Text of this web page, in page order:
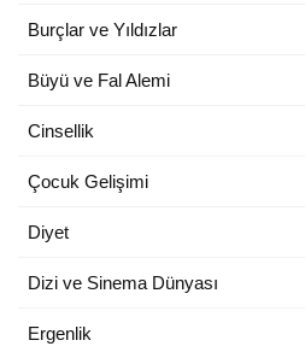
Burçlar ve Yıldızlar
Büyü ve Fal Alemi
Cinsellik
Çocuk Gelişimi
Diyet
Dizi ve Sinema Dünyası
Ergenlik